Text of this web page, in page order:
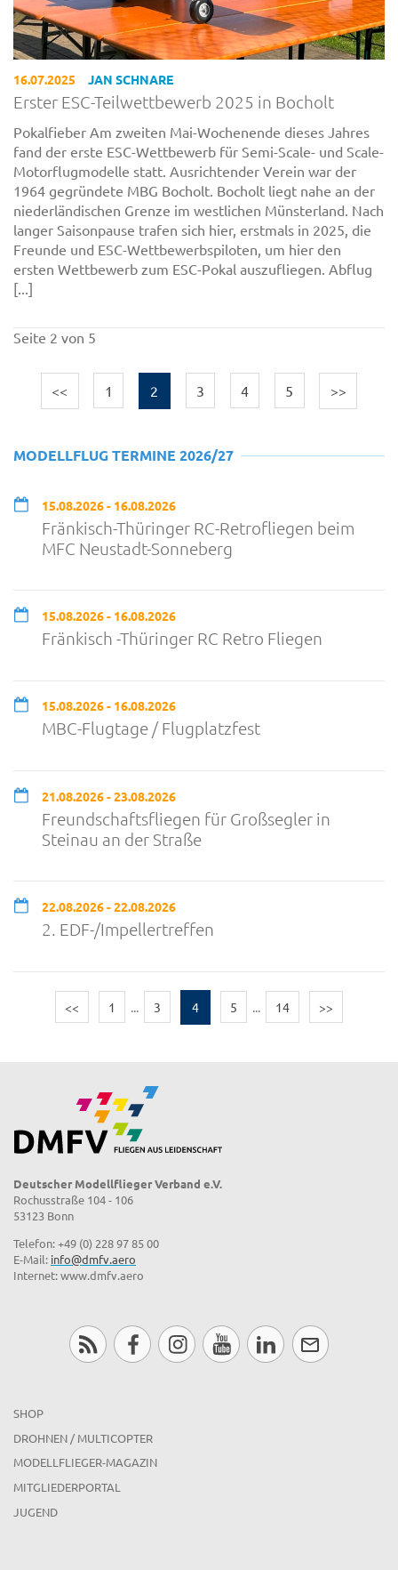
16.07.2025 JAN SCHNARE
Erster ESC-Teilwettbewerb 2025 in Bocholt
Pokalfieber Am zweiten Mai-Wochenende dieses Jahres
fand der erste ESC-Wettbewerb für Semi-Scale- und Scale-
Motorflugmodelle statt. Ausrichtender Verein war der
1964 gegründete MBG Bocholt. Bocholt liegt nahe an der
niederländischen Grenze im westlichen Münsterland. Nach
langer Saisonpause trafen sich hier, erstmals in 2025, die
Freunde und ESC-Wettbewerbspiloten, um hier den
ersten Wettbewerb zum ESC-Pokal auszufliegen. Abflug
[...]
Seite 2 von 5
<< 1 2 3 4 5 >>
MODELLFLUG TERMINE 2026/27
15.08.2026 - 16.08.2026
Fränkisch-Thüringer RC-Retrofliegen beim
MFC Neustadt-Sonneberg
15.08.2026 - 16.08.2026
Fränkisch -Thüringer RC Retro Fliegen
15.08.2026 - 16.08.2026
MBC-Flugtage / Flugplatzfest
21.08.2026 - 23.08.2026
Freundschaftsfliegen für Großsegler in
Steinau an der Straße
22.08.2026 - 22.08.2026
2. EDF-/Impellertreffen
<< 1 ... 3 4 5 ... 14 >>
Deutscher Modellflieger Verband e.V.
Rochusstraße 104 - 106
53123 Bonn
Telefon: +49 (0) 228 97 85 00
E-Mail: info@dmfv.aero
Internet: www.dmfv.aero
SHOP
DROHNEN / MULTICOPTER
MODELLFLIEGER-MAGAZIN
MITGLIEDERPORTAL
JUGEND